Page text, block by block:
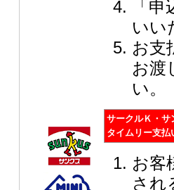
「
いい
お支
お渡
い。
サークルＫ・サ
タイムリー支払
お客
され